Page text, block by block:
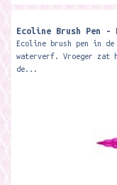
Ecoline Brush Pen -
Ecoline brush pen in
waterverf. Vroeger zat
de...